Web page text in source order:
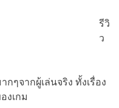
รีวิ
ว
กๆจากผู้เล่นจริง ทั้งเรื่อง
งเกม